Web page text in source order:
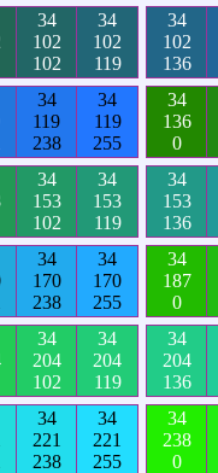
34
102
102
34
102
119
34
102
136
34
119
238
34
119
255
34
136
0
34
153
102
34
153
119
34
153
136
34
170
238
34
170
255
34
187
0
34
204
102
34
204
119
34
204
136
34
221
238
34
221
255
34
238
0